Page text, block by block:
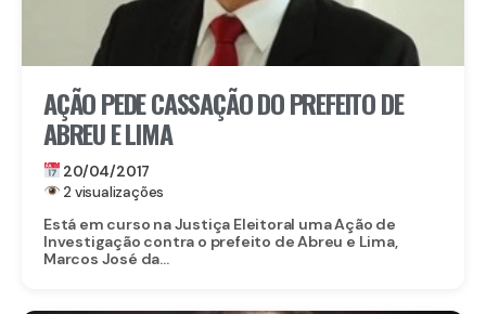
AÇÃO PEDE CASSAÇÃO DO PREFEITO DE
ABREU E LIMA
20/04/2017
2 visualizações
Está em curso na Justiça Eleitoral uma Ação de
Investigação contra o prefeito de Abreu e Lima,
Marcos José da...